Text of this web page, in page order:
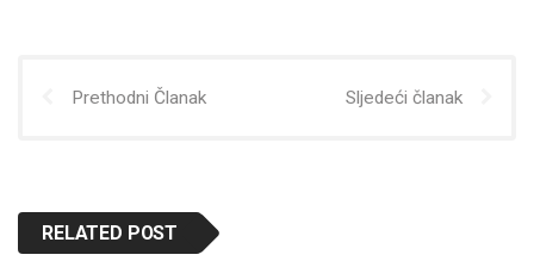
Prethodni Članak Sljedeći članak
RELATED POST